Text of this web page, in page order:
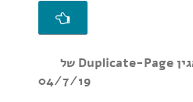
פרצת אבטחה בפלאגין Duplicate-Page של
04/7/19